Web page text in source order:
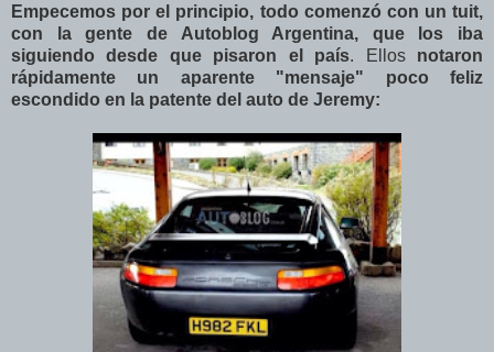
Empecemos por el principio, todo comenzó con un tuit,
con la gente de Autoblog Argentina, que los iba
siguiendo desde que pisaron el país. Ellos notaron
rápidamente un aparente "mensaje" poco feliz
escondido en la patente del auto de Jeremy: